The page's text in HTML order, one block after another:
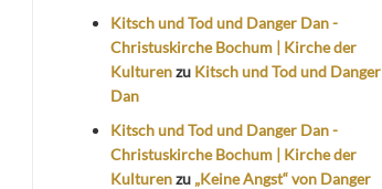
Kitsch und Tod und Danger Dan -
Christuskirche Bochum | Kirche der
Kulturenzu Kitsch und Tod und Danger
Dan
Kitsch und Tod und Danger Dan -
Christuskirche Bochum | Kirche der
Kulturenzu „Keine Angst“ von Danger